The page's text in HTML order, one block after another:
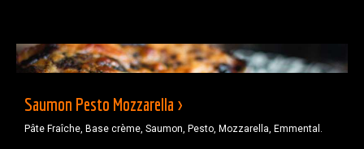
Saumon Pesto Mozzarella >
Pâte Fraîche, Base crème, Saumon, Pesto, Mozzarella, Emmental.